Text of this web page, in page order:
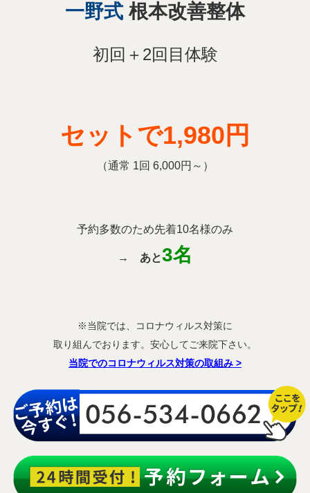
一野式 根本改善整体
初回＋2回目体験
セットで1,980円
（通常 1回 6,000円～）
予約多数のため先着10名様のみ
→ あと3名
※当院では、コロナウィルス対策に
取り組んでおります。安心してご来院下さい。
当院でのコロナウィルス対策の取組み >